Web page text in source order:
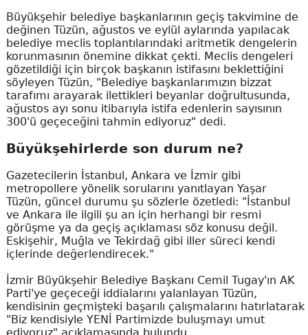
Büyükşehir belediye başkanlarının geçiş takvimine de
değinen Tüzün, ağustos ve eylül aylarında yapılacak
belediye meclis toplantılarındaki aritmetik dengelerin
korunmasının önemine dikkat çekti. Meclis dengeleri
gözetildiği için birçok başkanın istifasını beklettiğini
söyleyen Tüzün, "Belediye başkanlarımızın bizzat
tarafımı arayarak ilettikleri beyanlar doğrultusunda,
ağustos ayı sonu itibarıyla istifa edenlerin sayısının
300'ü geçeceğini tahmin ediyoruz" dedi.
Büyükşehirlerde son durum ne?
Gazetecilerin İstanbul, Ankara ve İzmir gibi
metropollere yönelik sorularını yanıtlayan Yaşar
Tüzün, güncel durumu şu sözlerle özetledi: "İstanbul
ve Ankara ile ilgili şu an için herhangi bir resmi
görüşme ya da geçiş açıklaması söz konusu değil.
Eskişehir, Muğla ve Tekirdağ gibi iller süreci kendi
içlerinde değerlendirecek."
İzmir Büyükşehir Belediye Başkanı Cemil Tugay'ın AK
Parti'ye geçeceği iddialarını yalanlayan Tüzün,
kendisinin geçmişteki başarılı çalışmalarını hatırlatarak
"Biz kendisiyle YENİ Partimizde buluşmayı umut
ediyoruz" açıklamasında bulundu.